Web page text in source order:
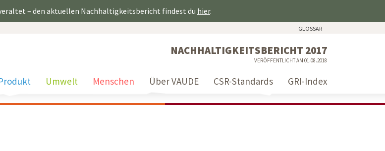
– den aktuellen Nachhaltigkeitsbericht findest du hier.
GLOSSAR
NACHHALTIGKEITSBERICHT 2017
VERÖFFENTLICHT AM 01.08.2018
Umwelt Menschen Über VAUDE CSR-Standards GRI-Index